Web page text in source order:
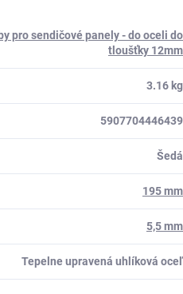
pro sendičové panely - do oceli do
tloušťky 12mm
3.16 kg
5907704446439
Šedá
195 mm
5,5 mm
Tepelne upravená uhlíková oceľ